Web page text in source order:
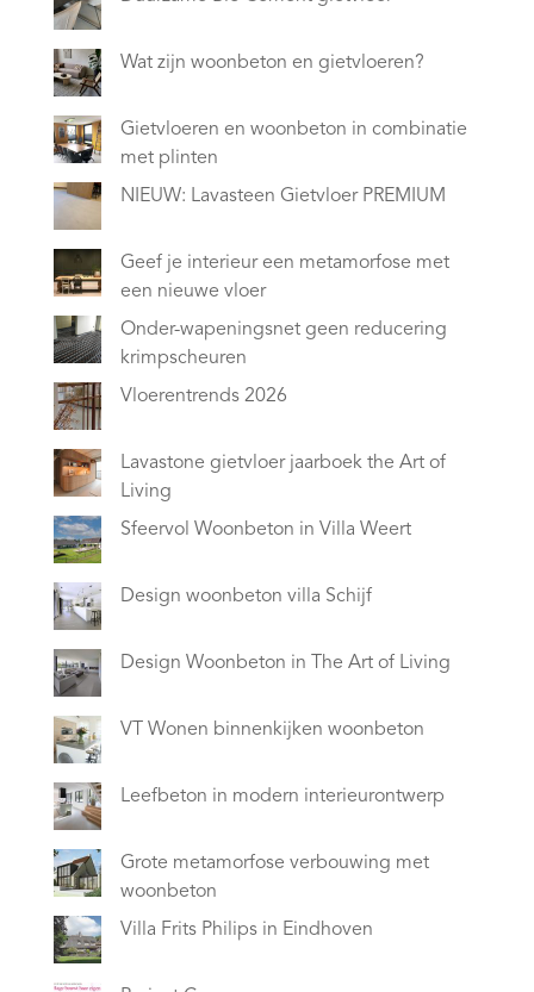
Wat zijn woonbeton en gietvloeren?
Gietvloeren en woonbeton in combinatie
met plinten
NIEUW: Lavasteen Gietvloer PREMIUM
Geef je interieur een metamorfose met
een nieuwe vloer
Onder-wapeningsnet geen reducering
krimpscheuren
Vloerentrends 2026
Lavastone gietvloer jaarboek the Art of
Living
Sfeervol Woonbeton in Villa Weert
Design woonbeton villa Schijf
Design Woonbeton in The Art of Living
VT Wonen binnenkijken woonbeton
Leefbeton in modern interieurontwerp
Grote metamorfose verbouwing met
woonbeton
Villa Frits Philips in Eindhoven